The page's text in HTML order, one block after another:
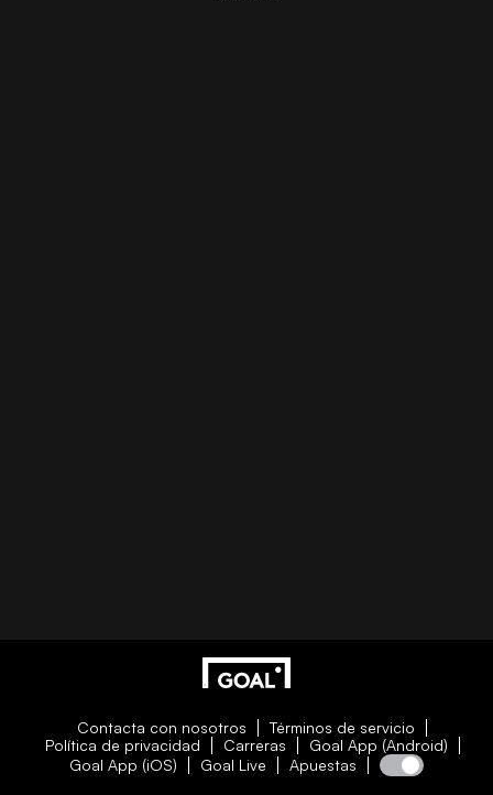
Contacta con nosotros
Términos de servicio
Política de privacidad
Carreras
Goal App (Android)
Goal App (iOS)
Goal Live Apuestas